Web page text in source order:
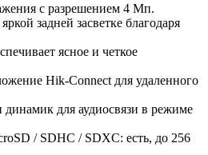
с разрешением 4 Мп.
задней засветке благодаря
ясное и четкое
Hik-Connect для удаленного
для аудиосвязи в режиме
/ SDHC / SDXC: есть, до 256